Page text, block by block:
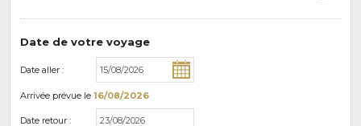
Date de votre voyage
Date aller :
Arrivée prévue le 16/08/2026
Date retour :